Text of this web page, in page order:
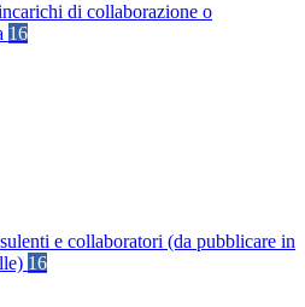
di collaborazione o
16
e collaboratori (da pubblicare in
16